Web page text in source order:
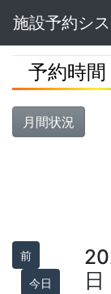
Navbar
施設予約シ
予約時間
月間状況
前
今日
日